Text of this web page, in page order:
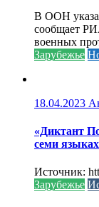
В ООН
сообщает
военных
Зарубежье
18.04.2023
«Диктант
семи языках
Источник:
Зарубежье